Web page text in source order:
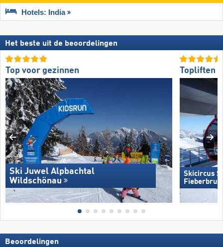
Hotels: India
Het beste uit de beoordelingen
Top voor gezinnen
Ski Juwel Alpbachtal
Wildschönau
Topliften
Skicircus
Beoordelingen